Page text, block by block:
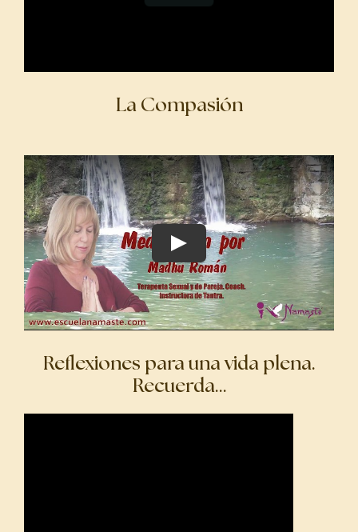
La Compasión
Reflexiones para una vida plena.
Recuerda…